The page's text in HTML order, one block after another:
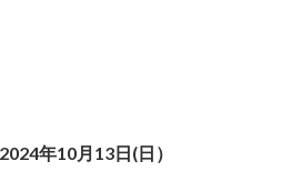
年10月13日(日）